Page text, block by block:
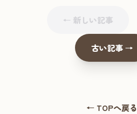
← 新しい記事
古い記事 →
← TOPへ戻る